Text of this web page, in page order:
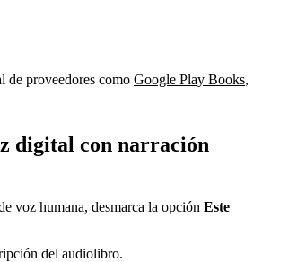
de proveedores como Google Play Books,
digital con narración
voz humana, desmarca la opción Este
del audiolibro.